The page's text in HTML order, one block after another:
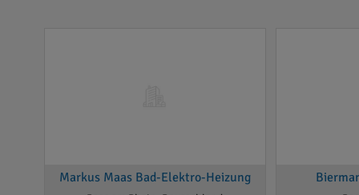
Markus Maas Bad-Elektro-Heizung